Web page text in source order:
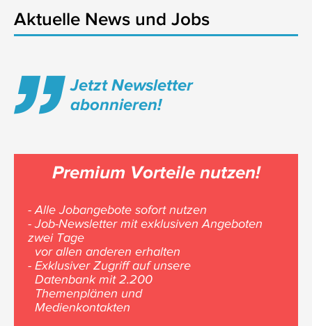
Aktuelle News und Jobs
Jetzt Newsletter
abonnieren!
Premium Vorteile nutzen!
- Alle Jobangebote sofort nutzen
- Job-Newsletter mit exklusiven Angeboten
zwei Tage
vor allen anderen erhalten
- Exklusiver Zugriff auf unsere
Datenbank mit 2.200
Themenplänen und
Medienkontakten